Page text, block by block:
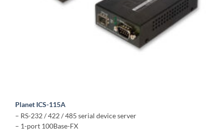
Planet ICS-115A
– RS-232 / 422 / 485 serial device server
– 1-port 100Base-FX